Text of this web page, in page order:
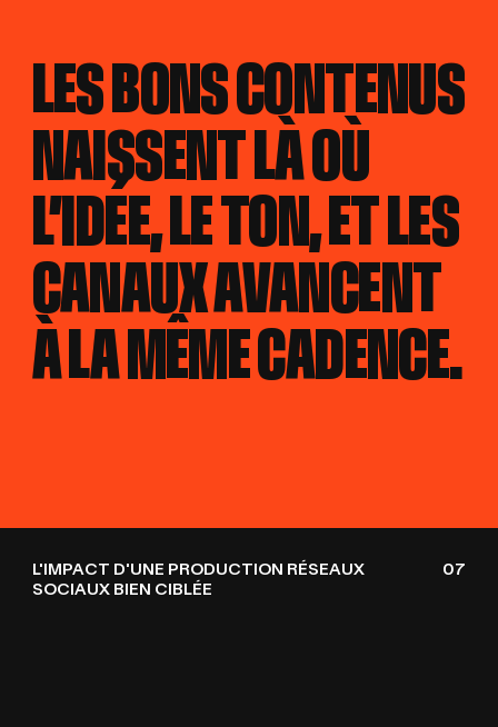
LES BONS CONTENUS
NAISSENT LÀ OÙ
L’IDÉE, LE TON, ET LES
CANAUX AVANCENT
À LA MÊME CADENCE.
LES BONS CONTENUS
NAISSENT LÀ OÙ
L’IDÉE, LE TON, ET LES
CANAUX AVANCENT
À LA MÊME CADENCE.
L'IMPACT D'UNE PRODUCTION RÉSEAUX
SOCIAUX BIEN CIBLÉE
07